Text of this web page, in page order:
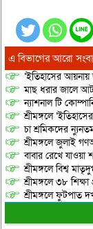
এ বিভাগের আরো
‘ইতিহাসের আয়নায়
মাছ ধরার জালে
ন্যাশনাল টি
শ্রীমঙ্গলে
চা শ্রমিকদের
শ্রীমঙ্গলে জুলাই
বাবার রেখে
শ্রীমঙ্গলে বিশ্ব
শ্রীমঙ্গলে ৩৮
শ্রীমঙ্গলে ফুটপাত